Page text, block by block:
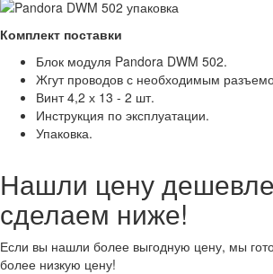
Комплект поставки
Блок модуля Pandora DWM 502.
Жгут проводов с необходимым
Винт 4,2 х 13 - 2 шт.
Инструкция по эксплуатации.
Упаковка.
Нашли цену
сделаем ниже!
Если вы нашли более выгодную цену, мы
более низкую цену!